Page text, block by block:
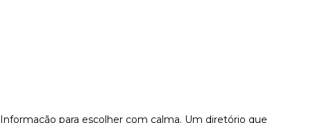
Informação para escolher com calma. Um diretório que